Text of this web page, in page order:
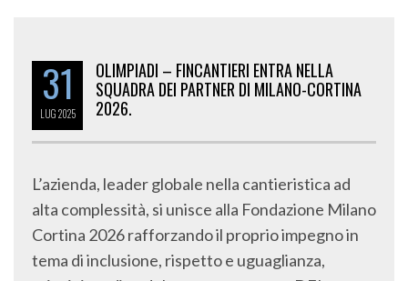
31
LUG2025
SQUADRA DEI PARTNER DI MILANO-CORTINA
2026.
alta complessità, si unisce alla Fondazione Milano
Cortina 2026 rafforzando il proprio impegno in
tema di inclusione, rispetto e uguaglianza,
principi cardine del programma everyDEI.